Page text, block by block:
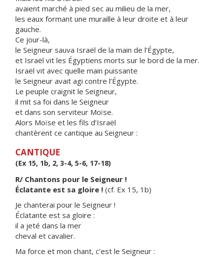
avaient marché à pied sec au milieu de la mer,
les eaux formant une muraille à leur droite et à leur
gauche.
Ce jour-là,
le Seigneur sauva Israël de la main de l’Égypte,
et Israël vit les Égyptiens morts sur le bord de la mer.
Israël vit avec quelle main puissante
le Seigneur avait agi contre l’Égypte.
Le peuple craignit le Seigneur,
il mit sa foi dans le Seigneur
et dans son serviteur Moïse.
Alors Moïse et les fils d’Israël
chantèrent ce cantique au Seigneur :
CANTIQUE
(Ex 15, 1b, 2, 3-4, 5-6, 17-18)
R/ Chantons pour le Seigneur !
Éclatante est sa gloire ! (cf. Ex 15, 1b)
Je chanterai pour le Seigneur !
Éclatante est sa gloire :
il a jeté dans la mer
cheval et cavalier.
Ma force et mon chant, c’est le Seigneur :